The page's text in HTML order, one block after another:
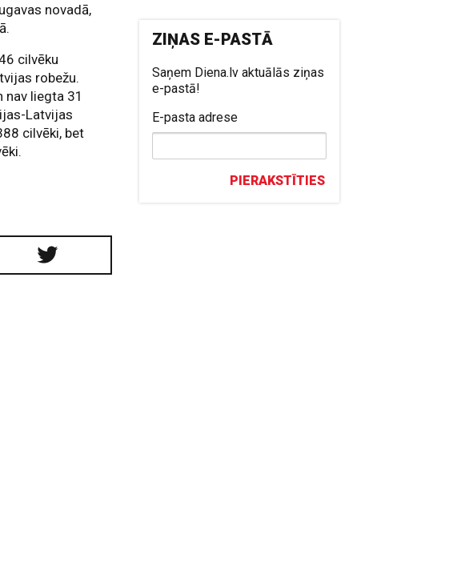
novadā,
cilvēku
robežu.
nav liegta 31
Latvijas
cilvēki, bet
ZIŅAS E-PASTĀ
Saņem Diena.lv aktuālās ziņas
e-pastā!
E-pasta adrese
PIERAKSTĪTIES